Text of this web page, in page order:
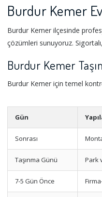
Burdur Kemer
Burdur Kemer ilçesinde
çözümleri sunuyoruz.
Burdur Kemer
Burdur Kemer için temel
Gün
Sonrası
Taşınma Günü Park
7-5 Gün Önce